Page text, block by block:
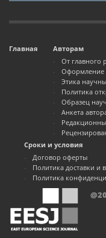
Главная
Авторам
От главного
Оформление
Этика
Политика
Образец
Анкета
Сроки и условия
Договор оферты
Политика доставки и
Политика